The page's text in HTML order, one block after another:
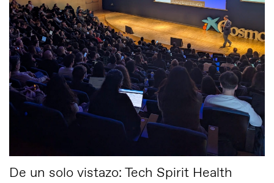
De un solo vistazo: Tech Spirit Health